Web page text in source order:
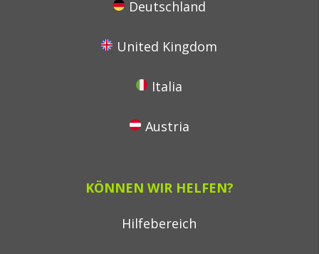
Deutschland
United Kingdom
Italia
Austria
KÖNNEN WIR HELFEN?
Hilfebereich